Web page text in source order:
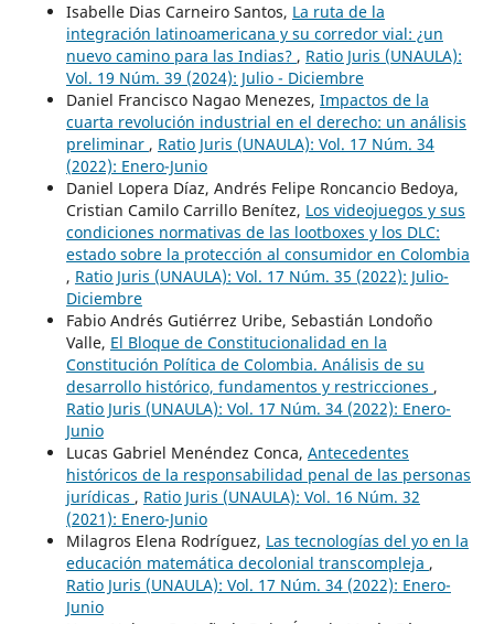
Isabelle Dias Carneiro Santos, La ruta de la
integración latinoamericana y su corredor vial: ¿un
nuevo camino para las Indias? , Ratio Juris (UNAULA):
Vol. 19 Núm. 39 (2024): Julio - Diciembre
Daniel Francisco Nagao Menezes, Impactos de la
cuarta revolución industrial en el derecho: un análisis
preliminar , Ratio Juris (UNAULA): Vol. 17 Núm. 34
(2022): Enero-Junio
Daniel Lopera Díaz, Andrés Felipe Roncancio Bedoya,
Cristian Camilo Carrillo Benítez, Los videojuegos y sus
condiciones normativas de las lootboxes y los DLC:
estado sobre la protección al consumidor en Colombia
, Ratio Juris (UNAULA): Vol. 17 Núm. 35 (2022): Julio-
Diciembre
Fabio Andrés Gutiérrez Uribe, Sebastián Londoño
Valle, El Bloque de Constitucionalidad en la
Constitución Política de Colombia. Análisis de su
desarrollo histórico, fundamentos y restricciones ,
Ratio Juris (UNAULA): Vol. 17 Núm. 34 (2022): Enero-
Junio
Lucas Gabriel Menéndez Conca, Antecedentes
históricos de la responsabilidad penal de las personas
jurídicas , Ratio Juris (UNAULA): Vol. 16 Núm. 32
(2021): Enero-Junio
Milagros Elena Rodríguez, Las tecnologías del yo en la
educación matemática decolonial transcompleja ,
Ratio Juris (UNAULA): Vol. 17 Núm. 34 (2022): Enero-
Junio